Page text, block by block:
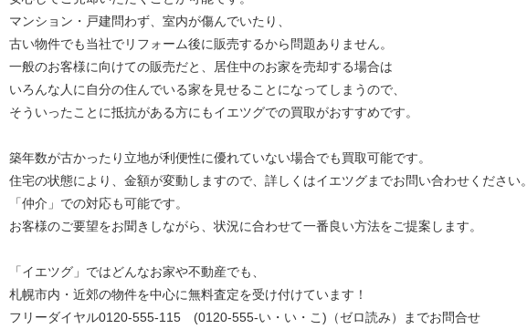
マンション・戸建問わず、室内が傷んでいたり、
古い物件でも当社でリフォーム後に販売するから問題ありません。
一般のお客様に向けての販売だと、居住中のお家を売却する場合は
いろんな人に自分の住んでいる家を見せることになってしまうので、
そういったことに抵抗がある方にもイエツグでの買取がおすすめです。
築年数が古かったり立地が利便性に優れていない場合でも買取可能です。
住宅の状態により、金額が変動しますので、詳しくはイエツグまでお問い合わせください。
「仲介」での対応も可能です。
お客様のご要望をお聞きしながら、状況に合わせて一番良い方法をご提案します。
「イエツグ」ではどんなお家や不動産でも、
札幌市内・近郊の物件を中心に無料査定を受け付けています！
フリーダイヤル0120-555-115 (0120-555-い・い・こ)（ゼロ読み）までお問合せ